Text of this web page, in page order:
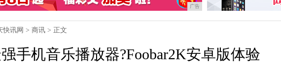
广告
快讯网 > 商讯 > 正文
手机音乐播放器?Foobar2K安卓版体验